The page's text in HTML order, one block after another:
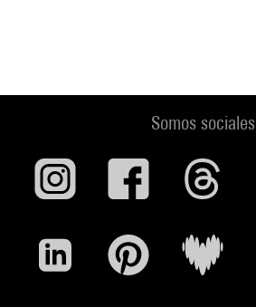
Somos sociales